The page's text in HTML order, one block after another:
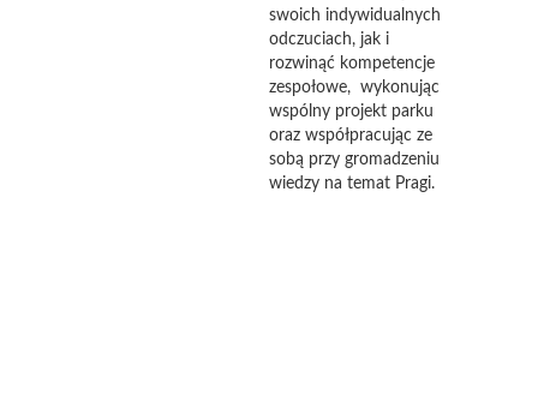
swoich indywidualnych
odczuciach, jak i
rozwinąć kompetencje
zespołowe, wykonując
wspólny projekt parku
oraz współpracując ze
sobą przy gromadzeniu
wiedzy na temat Pragi.